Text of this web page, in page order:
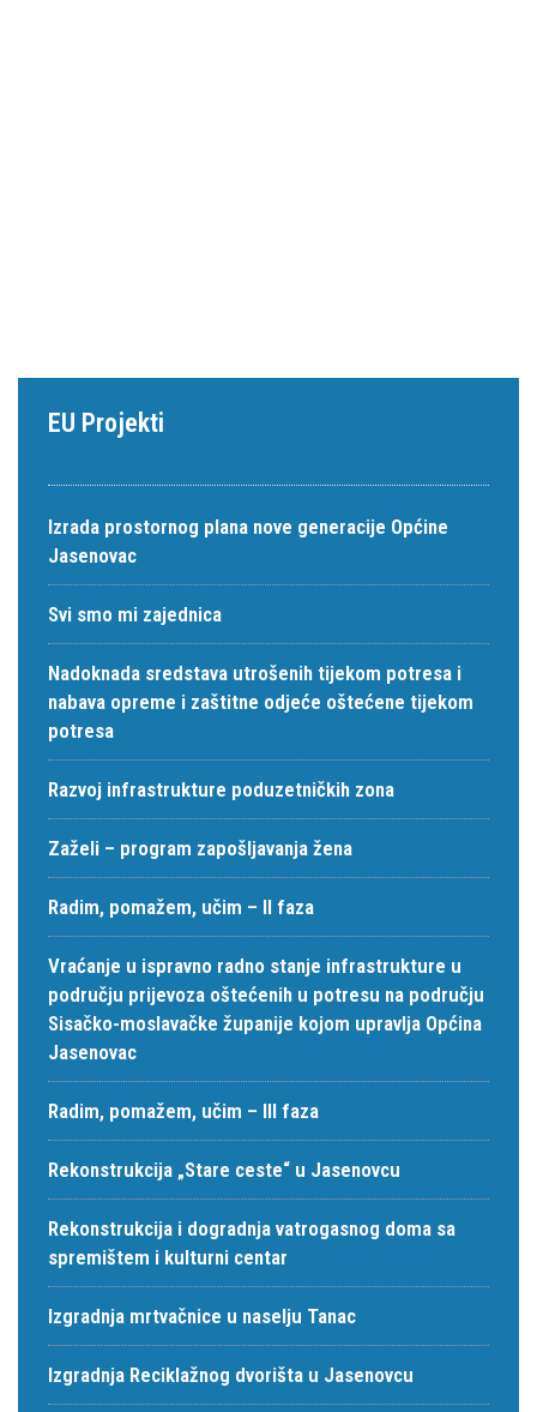
EU Projekti
Izrada prostornog plana nove generacije Općine
Jasenovac
Svi smo mi zajednica
Nadoknada sredstava utrošenih tijekom potresa i
nabava opreme i zaštitne odjeće oštećene tijekom
potresa
Razvoj infrastrukture poduzetničkih zona
Zaželi – program zapošljavanja žena
Radim, pomažem, učim – II faza
Vraćanje u ispravno radno stanje infrastrukture u
području prijevoza oštećenih u potresu na području
Sisačko-moslavačke županije kojom upravlja Općina
Jasenovac
Radim, pomažem, učim – III faza
Rekonstrukcija „Stare ceste“ u Jasenovcu
Rekonstrukcija i dogradnja vatrogasnog doma sa
spremištem i kulturni centar
Izgradnja mrtvačnice u naselju Tanac
Izgradnja Reciklažnog dvorišta u Jasenovcu